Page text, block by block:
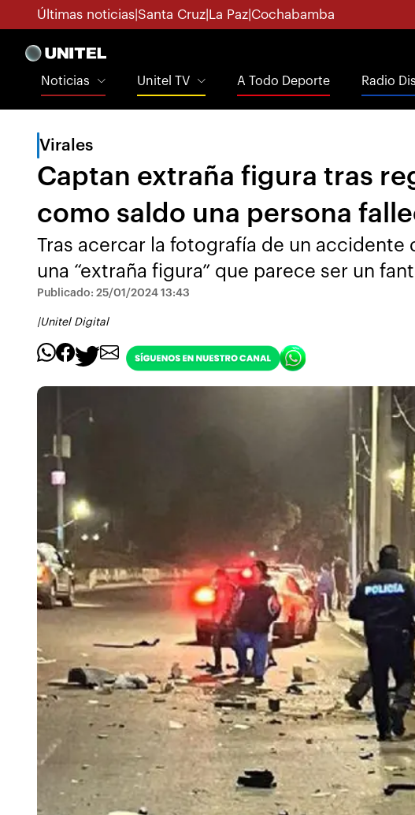
Últimas noticias Santa Cruz La Paz Cochabamba
Noticias Unitel TV A Todo Deporte Radio
Virales
Captan extraña figura tras
como saldo una persona
Tras acercar la fotografía de un
una “extraña figura” que parece ser un
Publicado: 25/01/2024 13:43
|Unitel Digital